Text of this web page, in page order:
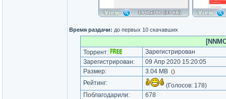
Время раздачи: до первых 10 скачавших
Торрент:
Зарегистрирован
Зарегистрирован:
09 Апр 2020 15:20:05
Размер:
3.04 MB ()
Рейтинг: (Голосов: 178)
Поблагодарили:
678